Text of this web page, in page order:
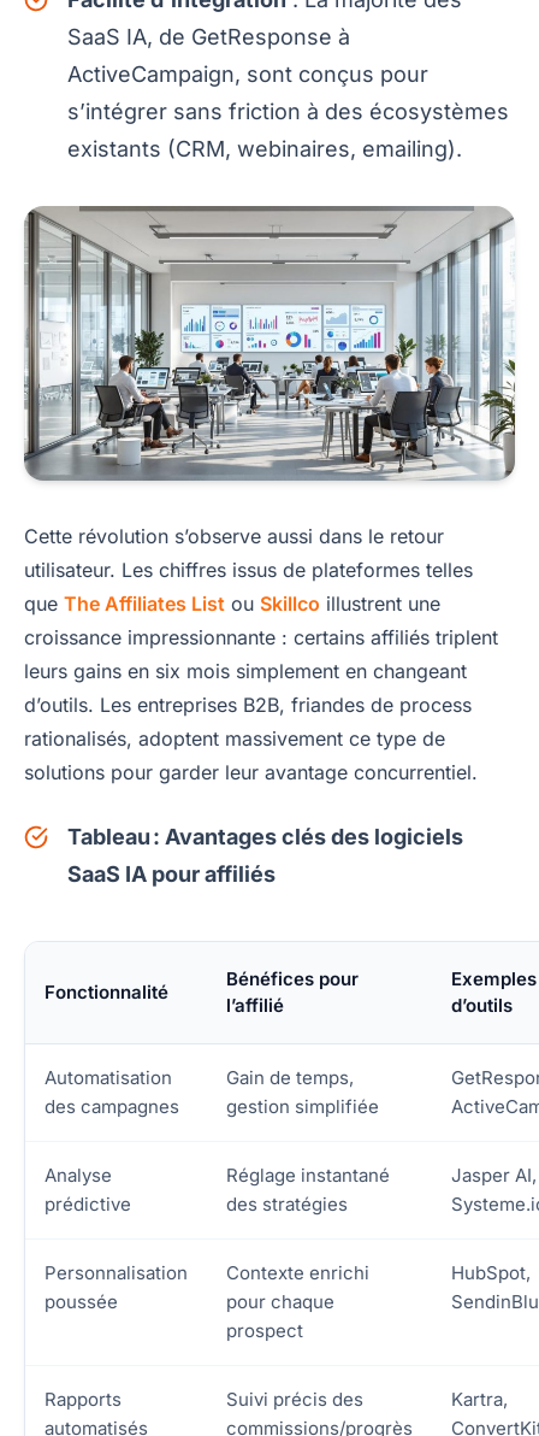
SaaS IA, de GetResponse à
ActiveCampaign, sont conçus pour
s’intégrer sans friction à des écosystèmes
existants (CRM, webinaires, emailing).
Cette révolution s’observe aussi dans le retour
utilisateur. Les chiffres issus de plateformes telles
que The Affiliates List ou Skillco illustrent une
croissance impressionnante : certains affiliés triplent
leurs gains en six mois simplement en changeant
d’outils. Les entreprises B2B, friandes de process
rationalisés, adoptent massivement ce type de
solutions pour garder leur avantage concurrentiel.
Tableau : Avantages clés des logiciels
SaaS IA pour affiliés
Fonctionnalité
Bénéfices pour
l’affilié
Exemples
d’outils
Automatisation
des campagnes
Gain de temps,
gestion simplifiée
Analyse
prédictive
Réglage instantané
des stratégies
Jasper AI,
Personnalisation
poussée
Contexte enrichi
pour chaque
prospect
HubSpot,
Rapports
automatisés
Suivi précis des
commissions/progrès
Kartra,